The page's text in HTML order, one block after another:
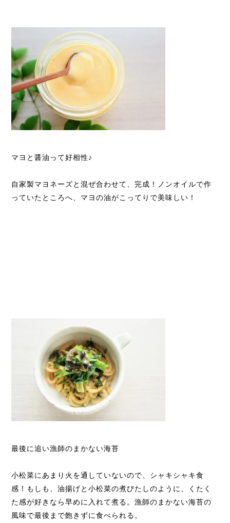
マヨと醤油って好相性♪
自家製マヨネーズと混ぜ合わせて、完成！ノンオイルで作
っていたところへ、マヨの油がこってりで美味しい！
最後に追い漁師のまかない海苔
小松菜にあまり火を通していないので、シャキシャキ食
感！もしも、油揚げと小松菜の煮びたしのように、くたく
た感が好きなら早めに入れて煮る。漁師のまかない海苔の
風味で最後まで飽きずに食べられる。